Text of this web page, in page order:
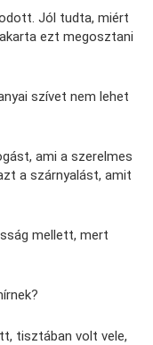
Jól tudta, miért
ezt megosztani
szívet nem lehet
ami a szerelmes
a szárnyalást, amit
mellett, mert
tisztában volt vele,